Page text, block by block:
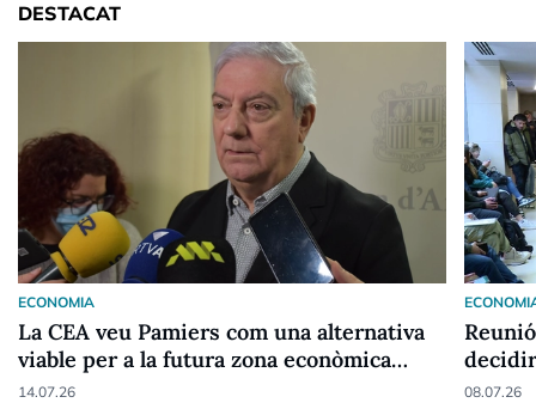
DESTACAT
ECONOMIA
La CEA veu Pamiers com una alternativa
viable per a la futura zona econòmica
especial
14.07.26 08.07.26